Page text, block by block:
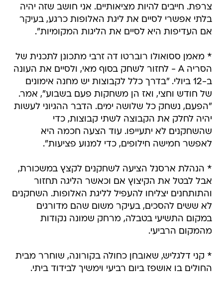
צרפת. חייבים להיות מציאותיים. אני חושב שזה יהיה
בלתי אפשרי לסיים את ליגת האלופות כרגע, בעיקר
אם העדיפות היא לסיים את הליגות המקומיות".
* מאמן ססואולו רוברטו דה זרבי מתכונן לתכנית של
הסריה A - לחזור לשחק בסוף מאי, ולסיים את העונה
ב-12 ביולי. "בדרך כלל לקבוצות יש מחנה אימונים
של חודש וחצי, ואז הן משחקות פעם בשבוע", אמר.
"הפעם, נשחק כל שלושה ימים. הדבר ההגיוני לעשות
יהיה לחלק את הקבוצה לשתי קבוצות, כדי
שהשחקנים לא יתעייפו. עוד הצעה חכמה היא
לאפשר חמישה חילופים, כדי למנוע פציעות".
* הנהלת ארסנל הציעה לשחקנים לקצץ במשכורת,
אבל לבטל את הקיצוץ אם וכאשר הליגה תחזור
והתותחנים יצליחו להעפיל לליגת האלופות. השחקנים
לא ששים להסכים, בעיקר משום שהם מדורגים
במקום התשיעי בטבלה, מרחק שמונה נקודות
מהמקום הרביעי.
* קני דלגליש, שאובחן כחולה בקורונה, שוחרר מבית
החולים בו אושפז ביום רביעי וימשיך לבידוד ביתי.